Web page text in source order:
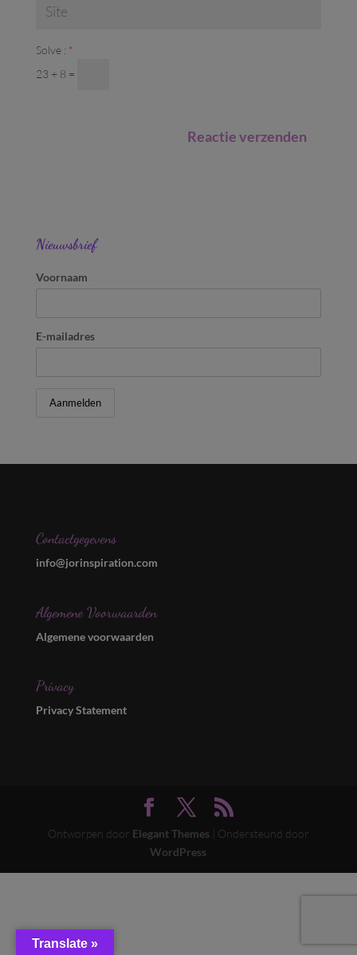
Solve : *
23 + 8 =
Nieuwsbrief
Voornaam
E-mailadres
Contactgegevens
info@jorinspiration.com
Algemene Voorwaarden
Algemene voorwaarden
Privacy
Privacy Statement
Ontworpen door Elegant Themes | Ondersteund door
WordPress
Translate »